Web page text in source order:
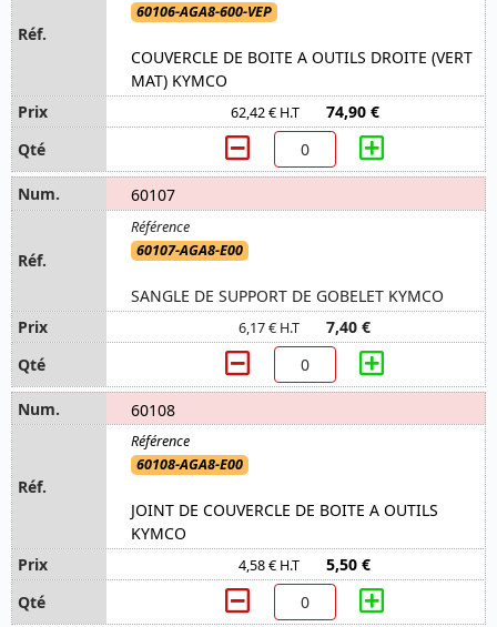
60106-AGA8-600-VEP
COUVERCLE DE BOITE A OUTILS DROITE (VERT
MAT) KYMCO
62,42 € H.T 74,90 €
60107
60107-AGA8-E00
SANGLE DE SUPPORT DE GOBELET KYMCO
6,17 € H.T 7,40 €
60108
60108-AGA8-E00
JOINT DE COUVERCLE DE BOITE A OUTILS
KYMCO
4,58 € H.T 5,50 €